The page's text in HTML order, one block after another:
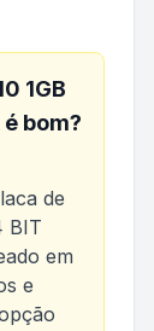
1GB
é bom?
de
BIT
em
e